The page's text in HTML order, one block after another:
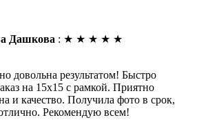
Дашкова : ★ ★ ★ ★ ★
довольна результатом! Быстро
на 15х15 с рамкой. Приятно
и качество. Получила фото в срок,
Рекомендую всем!